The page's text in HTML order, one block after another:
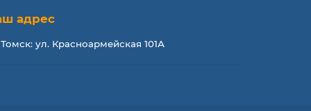
адрес
Томск: ул. Красноармейская 101А